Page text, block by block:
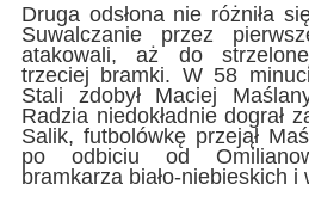
Druga odsłona nie różniła
Suwalczanie przez
atakowali, aż do
trzeciej bramki. W 58
Stali zdobył Maciej
Radzia niedokładnie dograł
Salik, futbolówkę przejął
po odbiciu od
bramkarza biało-niebieskich i